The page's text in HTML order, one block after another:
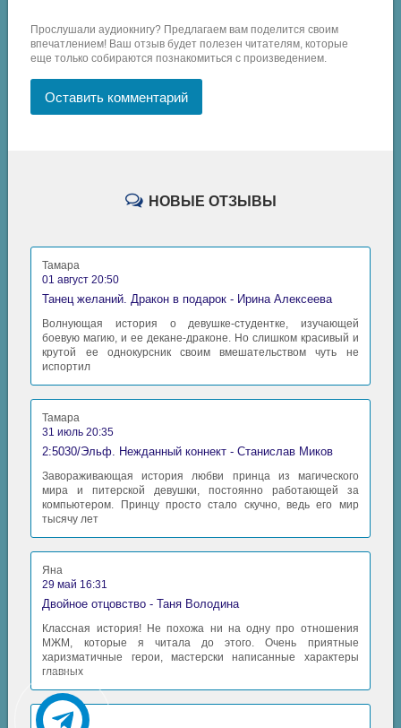
Прослушали аудиокнигу? Предлагаем вам поделится своим
впечатлением! Ваш отзыв будет полезен читателям, которые
еще только собираются познакомиться с произведением.
Оставить комментарий
НОВЫЕ ОТЗЫВЫ
Тамара
01 август 20:50
Танец желаний. Дракон в подарок - Ирина Алексеева
Волнующая история о девушке-студентке, изучающей
боевую магию, и ее декане-драконе. Но слишком красивый и
крутой ее однокурсник своим вмешательством чуть не
испортил
Тамара
31 июль 20:35
2:5030/Эльф. Нежданный коннект - Станислав Миков
Завораживающая история любви принца из магического
мира и питерской девушки, постоянно работающей за
компьютером. Принцу просто стало скучно, ведь его мир
тысячу лет
Яна
29 май 16:31
Двойное отцовство - Таня Володина
Классная история! Не похожа ни на одну про отношения
МЖМ, которые я читала до этого. Очень приятные
харизматичные герои, мастерски написанные характеры
главных
Аида